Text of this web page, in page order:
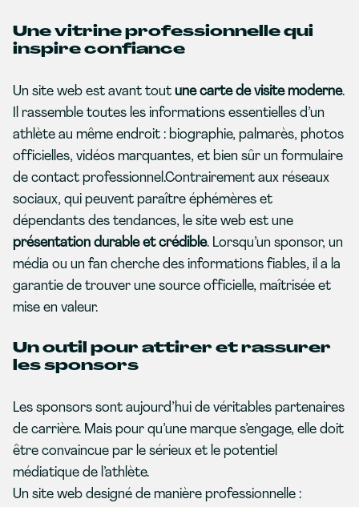
Une vitrine professionnelle qui
inspire confiance
Un site web est avant tout une carte de visite moderne.
Il rassemble toutes les informations essentielles d’un
athlète au même endroit : biographie, palmarès, photos
officielles, vidéos marquantes, et bien sûr un formulaire
de contact professionnel.Contrairement aux réseaux
sociaux, qui peuvent paraître éphémères et
dépendants des tendances, le site web est une
présentation durable et crédible. Lorsqu’un sponsor, un
média ou un fan cherche des informations fiables, il a la
garantie de trouver une source officielle, maîtrisée et
mise en valeur.
Un outil pour attirer et rassurer
les sponsors
Les sponsors sont aujourd’hui de véritables partenaires
de carrière. Mais pour qu’une marque s’engage, elle doit
être convaincue par le sérieux et le potentiel
médiatique de l’athlète.
Un site web designé de manière professionnelle :